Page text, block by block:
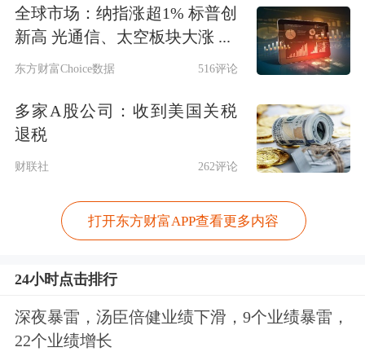
技术，工业化、标准化量产AI Token的
简单来说，算力可类比于产能，而
Token则是产成品。
工厂”的构想，他表示，未来的
数据中
Token的工厂
与传统算力租赁模式不同，传统模式
全球市场：纳指涨超1% 标普创
新高 光通信、太空板块大涨 ...
东方财富Choice数据 516评论
多家A股公司：收到美国关税
退税
财联社 262评论
打开东方财富APP查看更多内容
24小时点击排行
深夜暴雷，汤臣倍健业绩下滑，9个业绩暴雷，
22个业绩增长